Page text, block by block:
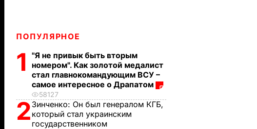
ПОПУЛЯРНОЕ
1
"Я не привык быть вторым
номером". Как золотой медалист
стал главнокомандующим ВСУ –
самое интересное о Драпатом
58127
2 Зинченко: Он был генералом КГБ,
который стал украинским
государственником